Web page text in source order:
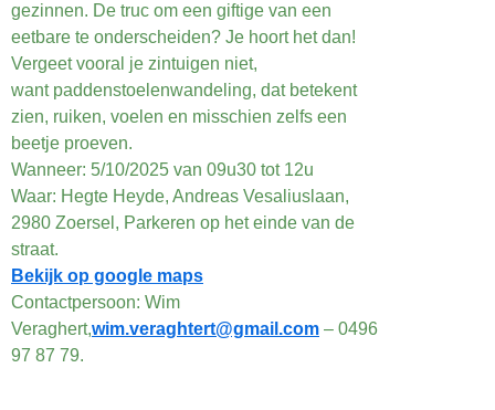
gezinnen. De truc om een giftige van een
eetbare te onderscheiden? Je hoort het dan!
Vergeet vooral je zintuigen niet,
want paddenstoelenwandeling, dat betekent
zien, ruiken, voelen en misschien zelfs een
beetje proeven.
Wanneer: 5/10/2025 van 09u30 tot 12u
Waar: Hegte Heyde, Andreas Vesaliuslaan,
2980 Zoersel, Parkeren op het einde van de
straat.
Bekijk op google maps
Contactpersoon: Wim
Veraghert,wim.veraghtert@gmail.com – 0496
97 87 79.